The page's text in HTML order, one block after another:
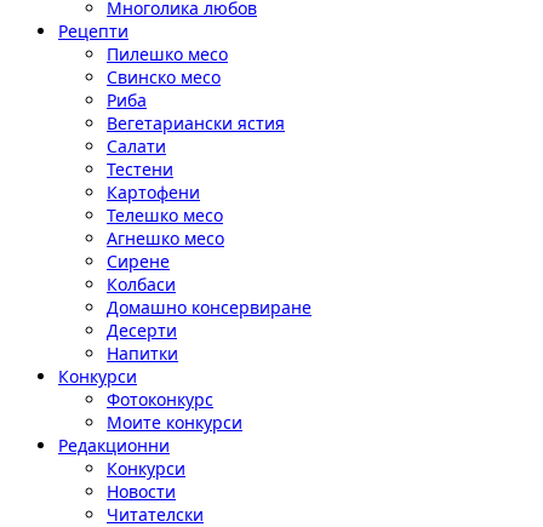
Многолика любов
Рецепти
Пилешко месо
Свинско месо
Риба
Вегетариански ястия
Салати
Тестени
Картофени
Телешко месо
Агнешко месо
Сирене
Колбаси
Домашно консервиране
Десерти
Напитки
Конкурси
Фотоконкурс
Моите конкурси
Редакционни
Конкурси
Новости
Читателски